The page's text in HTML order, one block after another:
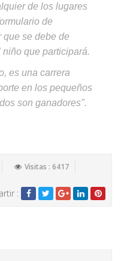
de los lugares
de
que se debe de
que participará.
es una carrera
en los pequeños
son ganadores".
Visitas : 6417
: